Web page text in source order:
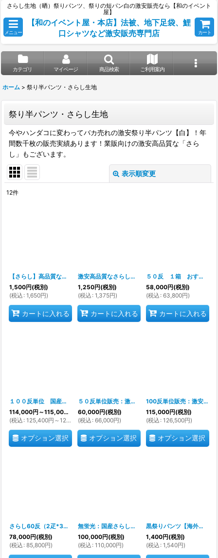
さらし生地（晒）祭りパンツ、祭りの短パン白の激安販売なら【和のイベント
屋】
メニュー
【和のイベント屋・本店】法被、地下足袋、鯉
口シャツなど激安販売専門店
カート
カテゴリ マイページ 商品検索 ご利用案内
ホーム > 祭り半パンツ・さらし生地
祭り半パンツ・さらし生地
今やハンダコに変わってバカ売れの激安祭り半パンツ【白】！年
間数千枚の販売実績あります！業販向けの激安高品質な「さら
し」もございます。
表示順変更
12件
【さらし】高品質な国産さらし（サラシ・晒・綿生地）マスク作りに最適
1,500円(税別)
(税込 : 1,650円)
カートに入れる
激安高品質なさらし（サラシ・晒・綿生地） [
1,250円(税別)
(税込 : 1,375円)
カートに入れる
５０反 １箱 おすすめの国産さらし（サラシ・晒・綿生地）５０反単位
58,000円(税別)
(税込 : 63,800円)
カートに入れる
１００反単位 国産さらし（サラシ・晒・綿生地）１００反単位：業販専用
114,000円 ～115,000 円
(税別)
(税込 : 125,400円 ～126,500 円)
オプション選択
５０反単位販売：激安高品質な卸売価格のさらし（サラシ・晒・綿生地）
60,000円(税別)
(税込 : 66,000円)
オプション選択
100反単位販売：激安高品質な卸売むけさらし（サラシ・晒・綿生地）
115,000円(税別)
(税込 : 126,500円)
オプション選択
さらし60反（2疋*30） 「上菊」発送まで3-4週間 [ka0904(0905)]
78,000円(税別)
(税込 : 85,800円)
無蛍光：国産さらし（サラシ・晒・綿生地）50反（未包装）
100,000円(税別)
(税込 : 110,000円)
黒祭りパンツ【海外製品】
1,400円(税別)
(税込 : 1,540円)